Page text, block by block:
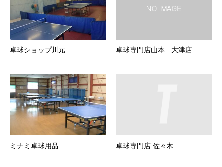
卓球ショップ川元 卓球専門店山本 大津店
ミナミ卓球用品 卓球専門店 佐々木